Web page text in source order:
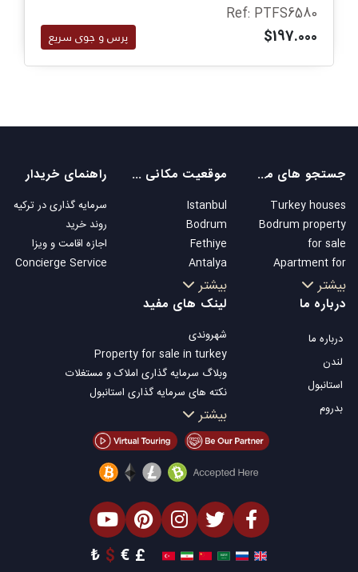
Ref: PTFS6580
$197.000 پرس و جوی سریع
جستجو های محبوب
Turkey houses
Bodrum property
for sale
Apartment for
sale in Istanbul
Istanbul Villas
Apartment for
sale in Antalya
Antalya homes
بیشتر
موقعیت مکانی های محبوب
Istanbul
Bodrum
Fethiye
Antalya
Kalkan
Alanya
Bursa
Gocek
Side
Kemer
Dalyan
Izmir
Belek
بیشتر
راهنمای خریدار
سرمایه گذاری در ترکیه
روند خرید
اجازه اقامت و ویزا
Concierge Service
درباره ما
درباره ما
لندن
استانبول
بدروم
لینک های مفید
شهروندی
Property for sale in turkey
وبلاگ سرمایه گذاری املاک و مستغلات
نکته های سرمایه گذاری استانبول
تلویزیون Property Turkey
املاک مناسب سرمایه گذاری استانبول
فروش ملک شما
املاک توافقی
املاک لوکس
املاک مناسب سرمایه گذاری
بیشتر
£
€
$
₺